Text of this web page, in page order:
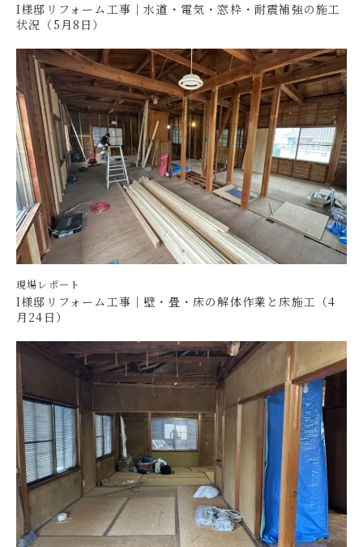
I様邸リフォーム工事｜水道・電気・窓枠・耐震補強の施工
状況（5月8日）
現場レポート
I様邸リフォーム工事｜壁・畳・床の解体作業と床施工（4
月24日）